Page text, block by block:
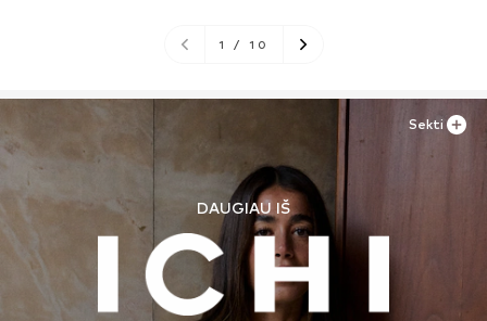
1 / 10
DAUGIAU IŠ
Sekti